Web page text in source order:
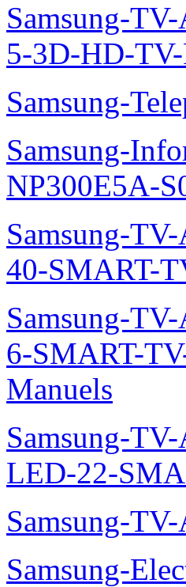
Samsung-
5-3D-HD-TV-
Samsung-
Samsung-
NP300E5A-
Samsung-
40-SMART-
Samsung-
6-SMART-
Manuels
Samsung-
LED-22-
Samsung-
Samsung-